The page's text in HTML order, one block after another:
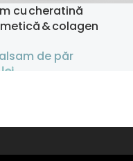
cu cheratină
& colagen
de păr
lei